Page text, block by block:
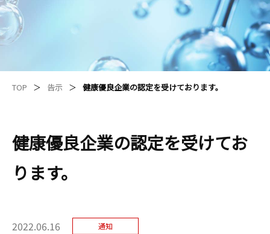
TOP 告示 健康優良企業の認定を受けております。
健康優良企業の認定を受けてお
ります。
2022.06.16 通知